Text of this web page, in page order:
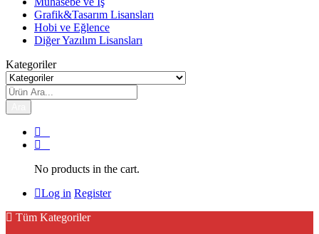
Grafik&Tasarım Lisansları
Hobi ve Eğlence
Diğer Yazılım Lisansları
Kategoriler
No products in the cart.
Log in Register
Tüm Kategoriler